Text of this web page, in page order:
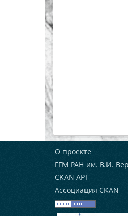
О проекте
ГГМ РАН им. В.И.
CKAN API
Ассоциация CKAN